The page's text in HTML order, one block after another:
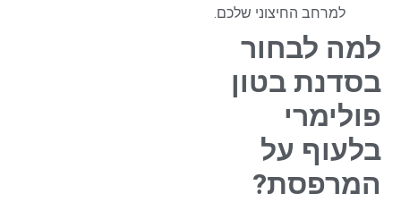
למרחב החיצוני שלכם.
למה לבחור
בסדנת בטון
פולימרי
בלעוף על
המרפסת?